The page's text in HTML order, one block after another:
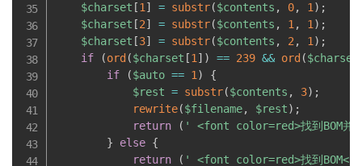
$charset [1 ] = substr($contents , 0, 1 ) ;
$charset [2] = substr($contents , 1 , 1 ) ;
$charset [3] = substr($contents , 2 , 1 ) ;
if
(ord ($charset [1 ] ) == 239 && ord ($charset
if
($auto == 1 )
{
$rest = substr($contents , 3) ;
rewrite($filename, $rest) ;
return
( ' <font color=red>找到BOM并
}
else {
return
( ' <font color=red>找到